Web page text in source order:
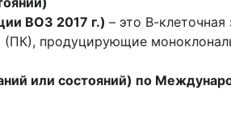
ВОЗ 2017 г.) – это В-клеточная
продуцирующие
или состояний) по